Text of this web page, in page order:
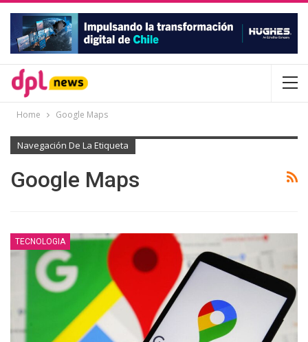
Home Google Maps
Navegación De La Etiqueta
Google Maps
TECNOLOGIA